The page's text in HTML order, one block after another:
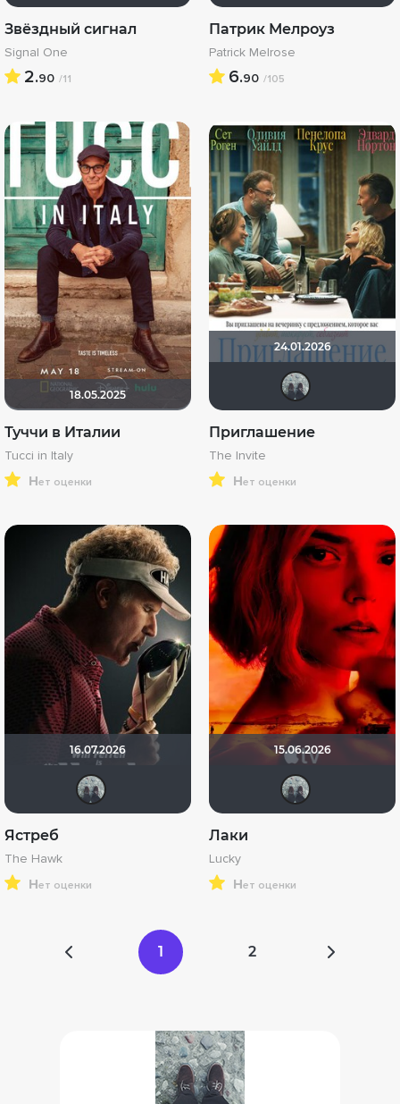
Звёздный сигнал
Signal One
2.90 /11
Патрик Мелроуз
Patrick Melrose
6.90 /105
18.05.2025
Туччи в Италии
Tucci in Italy
нет оценки
24.01.2026
Приглашение
The Invite
нет оценки
16.07.2026
Ястреб
The Hawk
нет оценки
15.06.2026
Лаки
Lucky
нет оценки
1 2